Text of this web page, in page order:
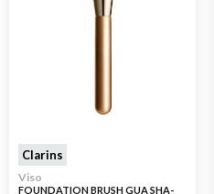
Clarins
Viso
FOUNDATION BRUSH GUA SHA-